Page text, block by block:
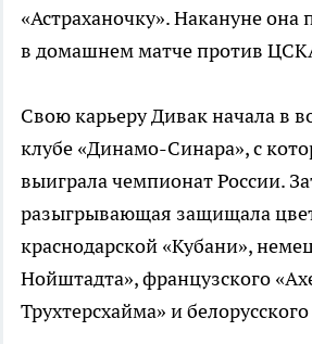
«Астраханочку». Накануне она
в домашнем матче против
Свою карьеру Дивак начала в
клубе «Динамо-Синара», с
выиграла чемпионат России.
разыгрывающая защищала
краснодарской «Кубани»,
Нойштадта», французского
Трухтерсхайма» и